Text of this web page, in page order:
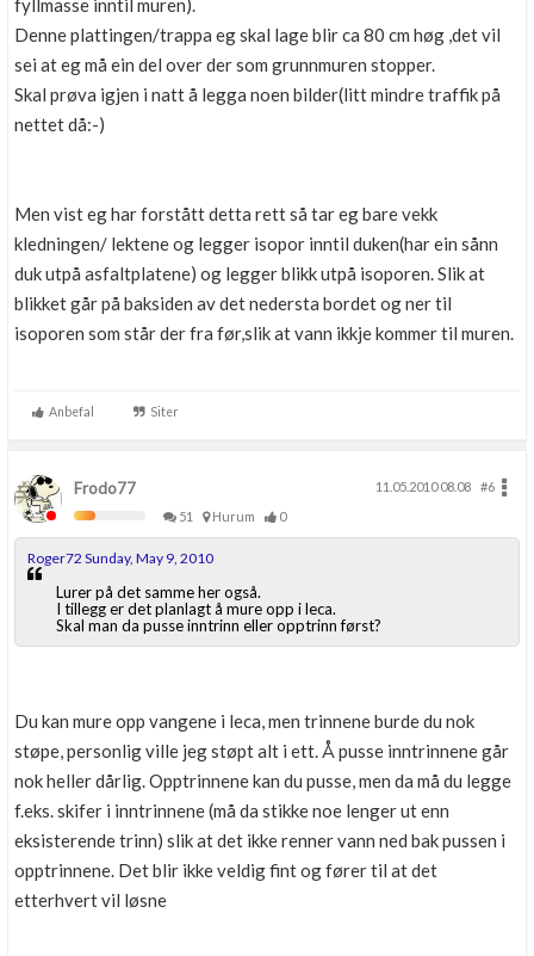
fyllmasse inntil muren).
Denne plattingen/trappa eg skal lage blir ca 80 cm høg ,det vil
sei at eg må ein del over der som grunnmuren stopper.
Skal prøva igjen i natt å legga noen bilder(litt mindre traffik på
nettet då:-)
Men vist eg har forstått detta rett så tar eg bare vekk
kledningen/ lektene og legger isopor inntil duken(har ein sånn
duk utpå asfaltplatene) og legger blikk utpå isoporen. Slik at
blikket går på baksiden av det nedersta bordet og ner til
isoporen som står der fra før,slik at vann ikkje kommer til muren.
Anbefal Siter
Frodo77 11.05.2010 08.08
#6
51
Hurum 0
Roger72 Sunday, May 9, 2010
Lurer på det samme her også.
I tillegg er det planlagt å mure opp i leca.
Skal man da pusse inntrinn eller opptrinn først?
Du kan mure opp vangene i leca, men trinnene burde du nok
støpe, personlig ville jeg støpt alt i ett. Å pusse inntrinnene går
nok heller dårlig. Opptrinnene kan du pusse, men da må du legge
f.eks. skifer i inntrinnene (må da stikke noe lenger ut enn
eksisterende trinn) slik at det ikke renner vann ned bak pussen i
opptrinnene. Det blir ikke veldig fint og fører til at det
etterhvert vil løsne